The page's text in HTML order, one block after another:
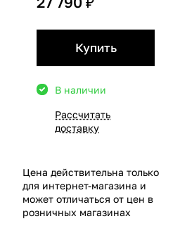
Купить
В наличии
Рассчитать
доставку
Цена действительна только
для интернет-магазина и
может отличаться от цен в
розничных магазинах